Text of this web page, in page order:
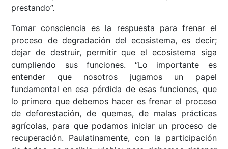
prestando”.
Tomar consciencia es la respuesta para frenar el
proceso de degradación del ecosistema, es decir;
dejar de destruir, permitir que el ecosistema siga
cumpliendo sus funciones. “Lo importante es
entender que nosotros jugamos un papel
fundamental en esa pérdida de esas funciones, que
lo primero que debemos hacer es frenar el proceso
de deforestación, de quemas, de malas prácticas
agrícolas, para que podamos iniciar un proceso de
recuperación. Paulatinamente, con la participación